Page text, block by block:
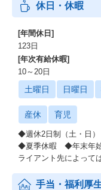
休日・休暇
[年間休日]
123日
[年次有給休暇]
10～20日
土曜日 日曜日
産休 育児
◆週休2日制（土・
◆夏季休暇 ◆年末
ライアント先によって
手当・福利厚